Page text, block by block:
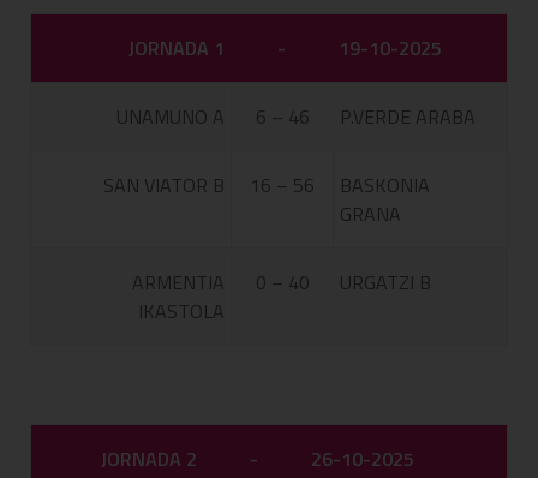
JORNADA 1 - 19-10-2025
UNAMUNO A 6 – 46 P.VERDE ARABA
SAN VIATOR B 16 – 56
BASKONIA
GRANA
ARMENTIA
IKASTOLA
0 – 40 URGATZI B
JORNADA 2 - 26-10-2025